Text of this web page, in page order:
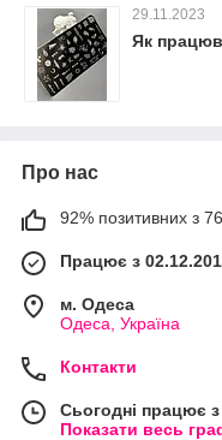
29.11.2023
Як
Про нас
92% позитивних з
Працює з
м. Одеса
Одеса, Україна
Контакти
Сьогодні працює
Показати весь